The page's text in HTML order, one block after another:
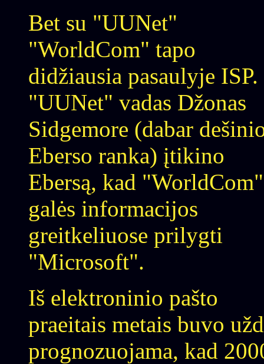
Bet su "UUNet"
"WorldCom" tapo
didžiausia pasaulyje ISP.
"UUNet" vadas Džonas
Sidgemore (dabar
Eberso ranka) įtikino
Ebersą, kad "WorldCom"
galės informacijos
greitkeliuose prilygti
"Microsoft".
Iš elektroninio pašto
praeitais metais buvo
prognozuojama, kad